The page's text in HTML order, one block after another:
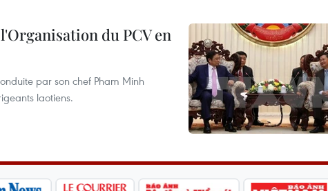
du PCV en
par son chef Pham Minh
laotiens.